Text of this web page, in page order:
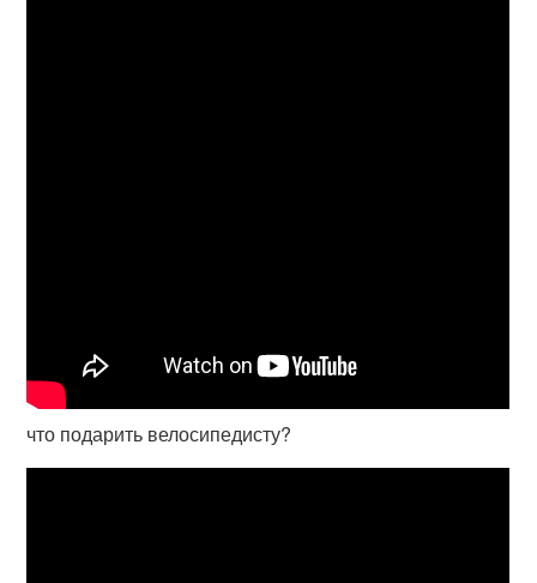
что подарить велосипедисту?